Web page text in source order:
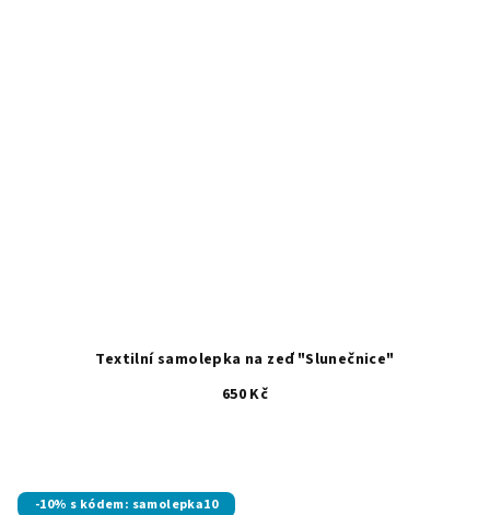
Textilní samolepka na zeď "Slunečnice"
650 Kč
-10% s kódem: samolepka10